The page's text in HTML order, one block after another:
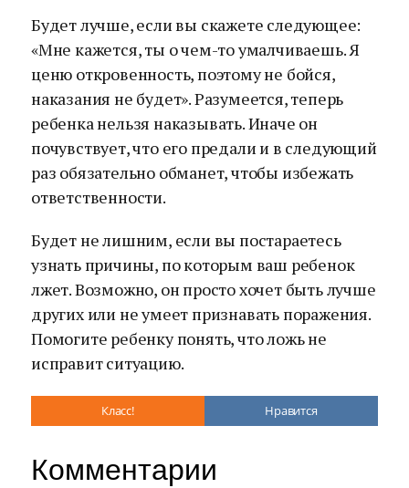
Будет лучше, если вы скажете следующее:
«Мне кажется, ты о чем-то умалчиваешь. Я
ценю откровенность, поэтому не бойся,
наказания не будет». Разумеется, теперь
ребенка нельзя наказывать. Иначе он
почувствует, что его предали и в следующий
раз обязательно обманет, чтобы избежать
ответственности.
Будет не лишним, если вы постараетесь
узнать причины, по которым ваш ребенок
лжет. Возможно, он просто хочет быть лучше
других или не умеет признавать поражения.
Помогите ребенку понять, что ложь не
исправит ситуацию.
Класс! Нравится
Комментарии